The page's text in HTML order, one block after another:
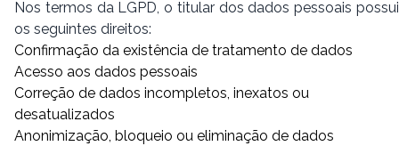
Nos termos da LGPD, o titular dos dados pessoais possui
os seguintes direitos:
Confirmação da existência de tratamento de dados
Acesso aos dados pessoais
Correção de dados incompletos, inexatos ou
desatualizados
Anonimização, bloqueio ou eliminação de dados